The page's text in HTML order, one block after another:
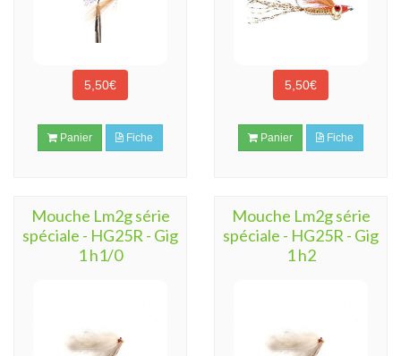
5,50€
Panier Fiche
5,50€
Panier Fiche
Mouche Lm2g série
spéciale - HG25R - Gig
1 h1/0
Mouche Lm2g série
spéciale - HG25R - Gig
1 h2